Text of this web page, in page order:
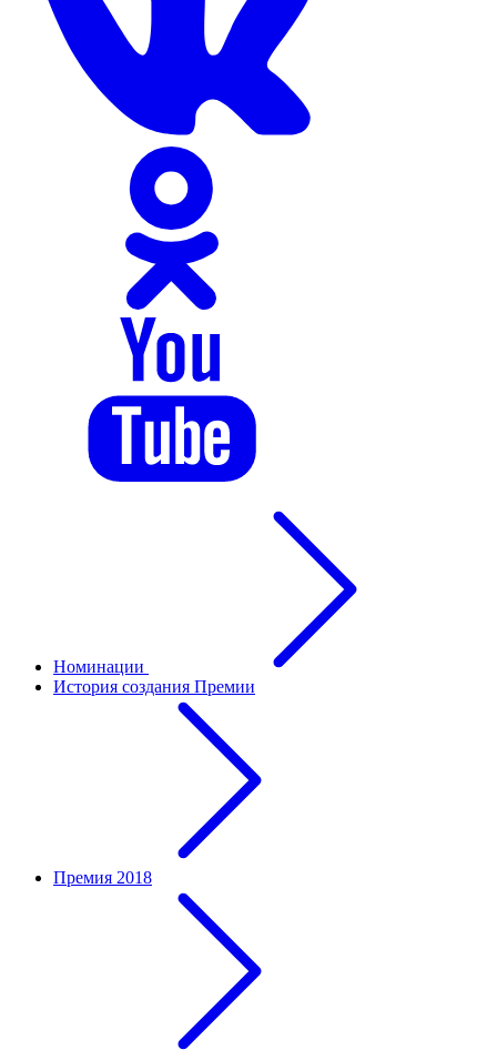
Номинации
История создания Премии
Премия 2018